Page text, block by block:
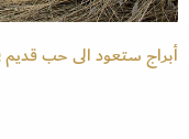
أبراج ستعود الى حب قديم في